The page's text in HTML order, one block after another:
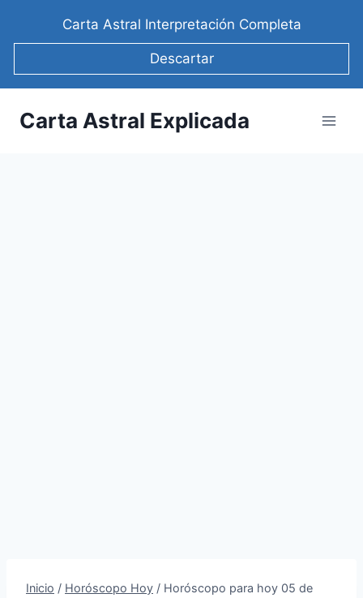
Carta Astral Interpretación Completa
Descartar
Carta Astral Explicada
Inicio / Horóscopo Hoy / Horóscopo para hoy 05 de